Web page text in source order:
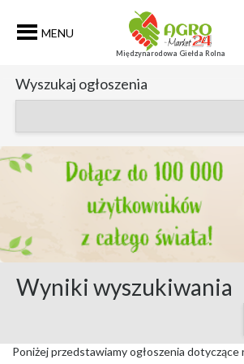
MENU
Międzynarodowa Giełda Rolna
Wyszukaj ogłoszenia
Wyniki wyszukiwania
Poniżej przedstawiamy ogłoszenia dotyczące